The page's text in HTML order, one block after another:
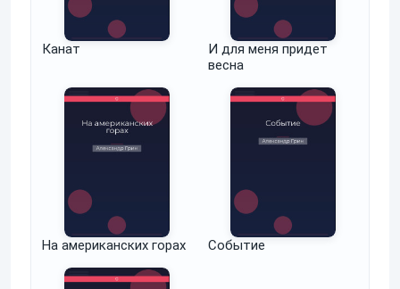
Канат
И для меня придет
весна
На американских горах Событие